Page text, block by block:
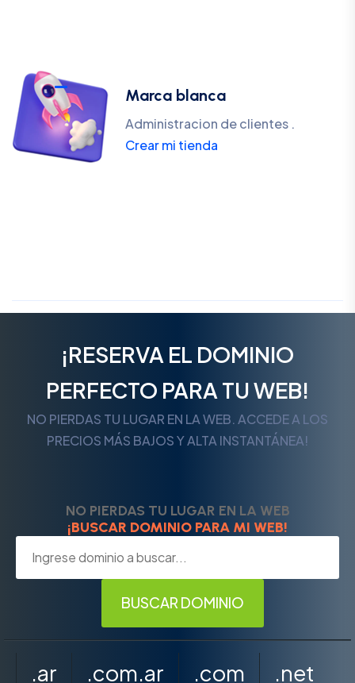
Marca blanca
Administracion de clientes .
Crear mi tienda
¡RESERVA EL DOMINIO
PERFECTO PARA TU WEB!
NO PIERDAS TU LUGAR EN LA WEB. ACCEDE A LOS
PRECIOS MÁS BAJOS Y ALTA INSTANTÁNEA!
NO PIERDAS TU LUGAR EN LA WEB
¡BUSCAR DOMINIO PARA MI WEB!
.ar .com.ar .com .net